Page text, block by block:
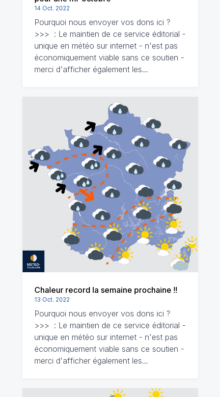
14 Oct. 2022
Pourquoi nous envoyer vos dons ici ?
>>> : Le maintien de ce service éditorial -
unique en météo sur internet - n'est pas
économiquement viable sans ce soutien -
merci d'afficher également les…
Chaleur record la semaine prochaine !!
13 Oct. 2022
Pourquoi nous envoyer vos dons ici ?
>>> : Le maintien de ce service éditorial -
unique en météo sur internet - n'est pas
économiquement viable sans ce soutien -
merci d'afficher également les…